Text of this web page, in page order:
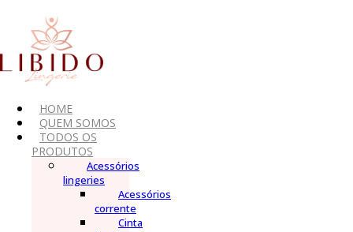
conteúdo
HOME
QUEM SOMOS
TODOS OS
PRODUTOS
Acessórios
lingeries
Acessórios
corrente
Cinta